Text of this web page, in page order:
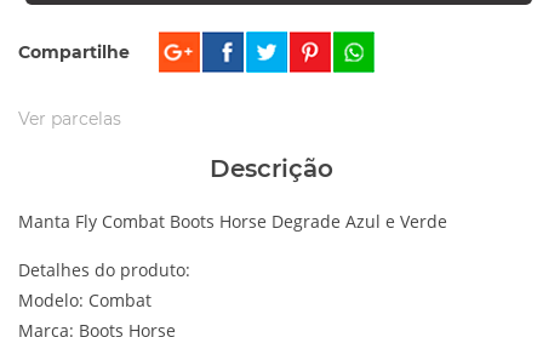
Compartilhe
Ver parcelas
Descrição
Manta Fly Combat Boots Horse Degrade Azul e Verde
Detalhes do produto:
Modelo: Combat
Marca: Boots Horse